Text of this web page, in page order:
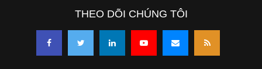
THEO DÕI CHÚNG TÔI